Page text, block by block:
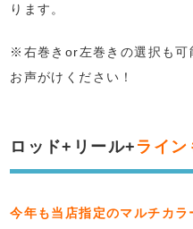
ります。
※右巻きor左巻きの選択も可
お声がけください！
ロッド+リール+ ライン
今年も当店指定のマルチカ